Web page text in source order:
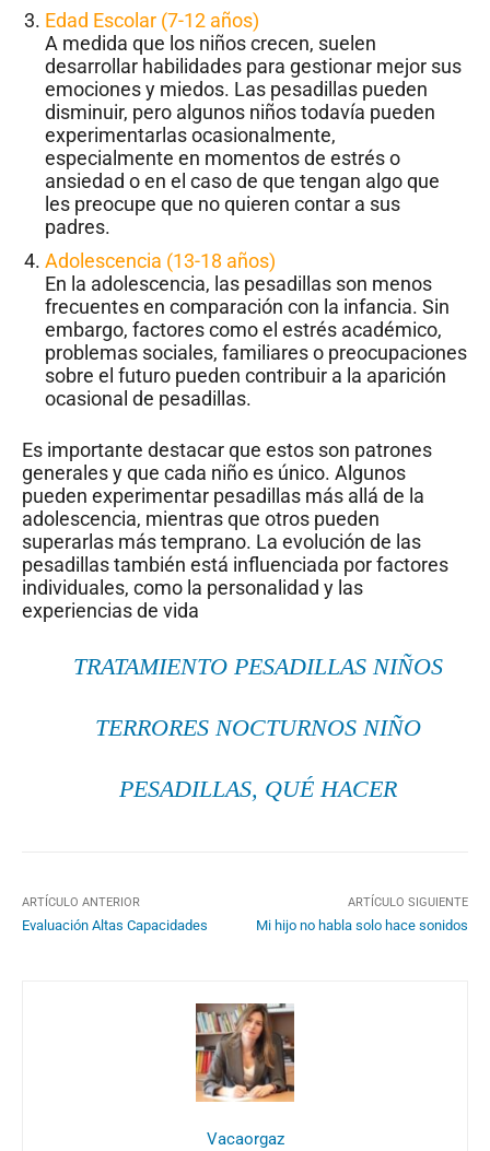
Edad Escolar (7-12 años)
A medida que los niños crecen, suelen
desarrollar habilidades para gestionar mejor sus
emociones y miedos. Las pesadillas pueden
disminuir, pero algunos niños todavía pueden
experimentarlas ocasionalmente,
especialmente en momentos de estrés o
ansiedad o en el caso de que tengan algo que
les preocupe que no quieren contar a sus
padres.
Adolescencia (13-18 años)
En la adolescencia, las pesadillas son menos
frecuentes en comparación con la infancia. Sin
embargo, factores como el estrés académico,
problemas sociales, familiares o preocupaciones
sobre el futuro pueden contribuir a la aparición
ocasional de pesadillas.
Es importante destacar que estos son patrones
generales y que cada niño es único. Algunos
pueden experimentar pesadillas más allá de la
adolescencia, mientras que otros pueden
superarlas más temprano. La evolución de las
pesadillas también está influenciada por factores
individuales, como la personalidad y las
experiencias de vida
TRATAMIENTO PESADILLAS NIÑOS
TERRORES NOCTURNOS NIÑO
PESADILLAS, QUÉ HACER
ARTÍCULO ANTERIOR
Evaluación Altas Capacidades
ARTÍCULO SIGUIENTE
Mi hijo no habla solo hace sonidos
Vacaorgaz